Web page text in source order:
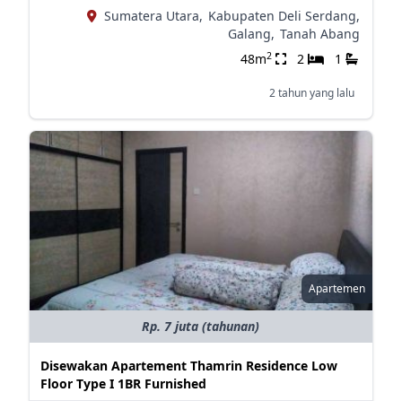
Sumatera Utara, Kabupaten Deli Serdang,
Galang, Tanah Abang
48m2 2 1
2 tahun yang lalu
Apartemen
Rp. 7 juta (tahunan)
Disewakan Apartement Thamrin Residence Low
Floor Type I 1BR Furnished